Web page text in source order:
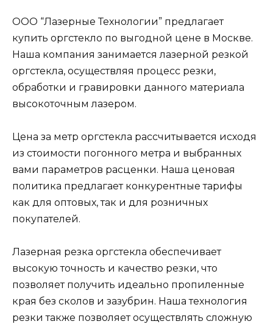
ООО “Лазерные Технологии” предлагает
купить оргстекло по выгодной цене в Москве.
Наша компания занимается лазерной резкой
оргстекла, осуществляя процесс резки,
обработки и гравировки данного материала
высокоточным лазером.
Цена за метр оргстекла рассчитывается исходя
из стоимости погонного метра и выбранных
вами параметров расценки. Наша ценовая
политика предлагает конкурентные тарифы
как для оптовых, так и для розничных
покупателей.
Лазерная резка оргстекла обеспечивает
высокую точность и качество резки, что
позволяет получить идеально пропиленные
края без сколов и зазубрин. Наша технология
резки также позволяет осуществлять сложную